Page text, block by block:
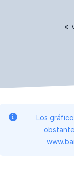
«
Los